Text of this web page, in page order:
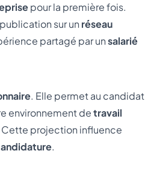
pour la première fois.
sur un réseau
partagé par unsalarié
. Elle permet au candidat
environnement detravail
projection influence
.